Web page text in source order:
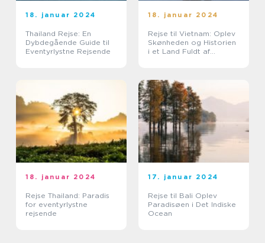
18. januar 2024
Thailand Rejse: En
Dybdegående Guide til
Eventyrlystne Rejsende
18. januar 2024
Rejse til Vietnam: Oplev
Skønheden og Historien
i et Land Fuldt af
18. januar 2024
Rejse Thailand: Paradis
for eventyrlystne
rejsende
17. januar 2024
Rejse til Bali Oplev
Paradisøen i Det Indiske
Ocean